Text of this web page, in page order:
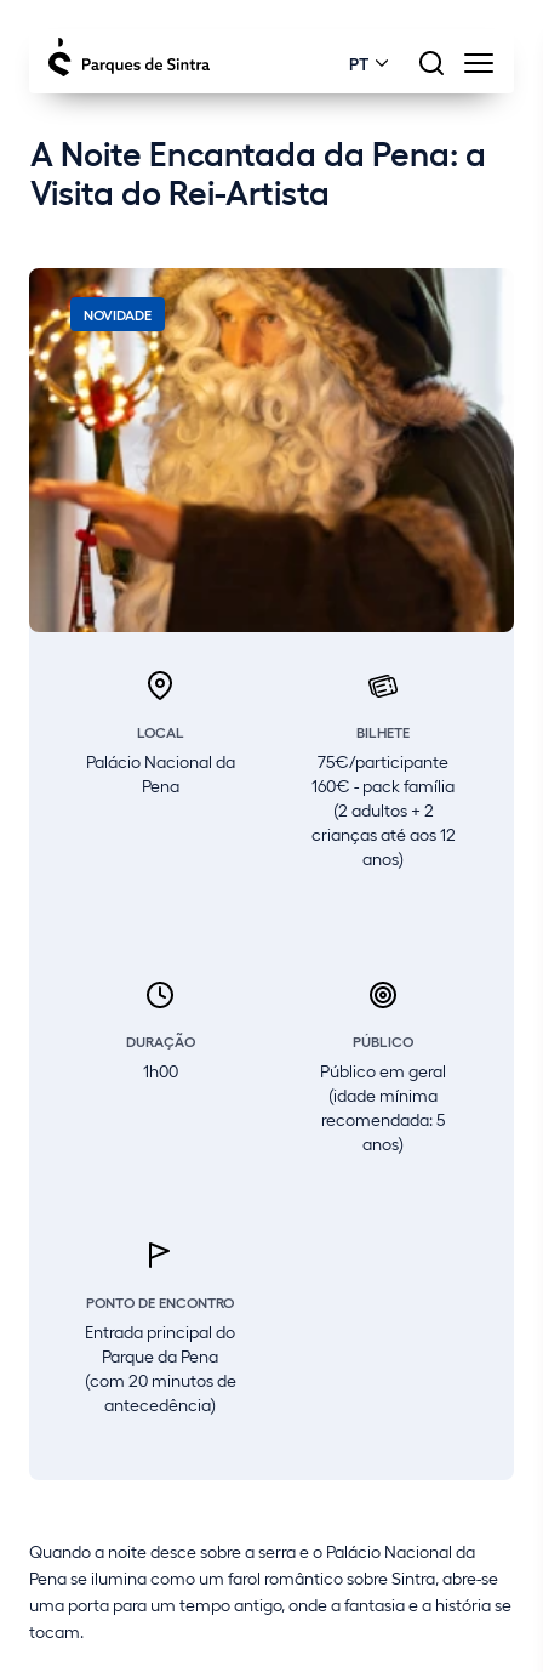
PT
A Noite Encantada da Pena: a
Visita do Rei-Artista
NOVIDADE
LOCAL
Palácio Nacional da
Pena
BILHETE
75€/participante
160€ - pack família
(2 adultos + 2
crianças até aos 12
anos)
DURAÇÃO
1h00
PÚBLICO
Público em geral
(idade mínima
recomendada: 5
anos)
PONTO DE ENCONTRO
Entrada principal do
Parque da Pena
(com 20 minutos de
antecedência)
Quando a noite desce sobre a serra e o Palácio Nacional da
Pena se ilumina como um farol romântico sobre Sintra, abre-se
uma porta para um tempo antigo, onde a fantasia e a história se
tocam.